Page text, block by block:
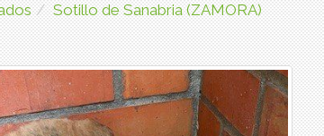
Sotillo de Sanabria (ZAMORA)